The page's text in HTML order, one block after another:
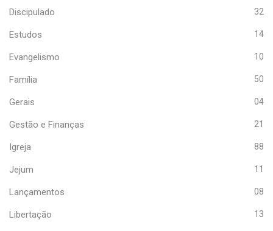
Discipulado 32
Estudos 14
Evangelismo 10
Família 50
Gerais 04
Gestão e Finanças 21
Igreja 88
Jejum 11
Lançamentos 08
Libertação 13